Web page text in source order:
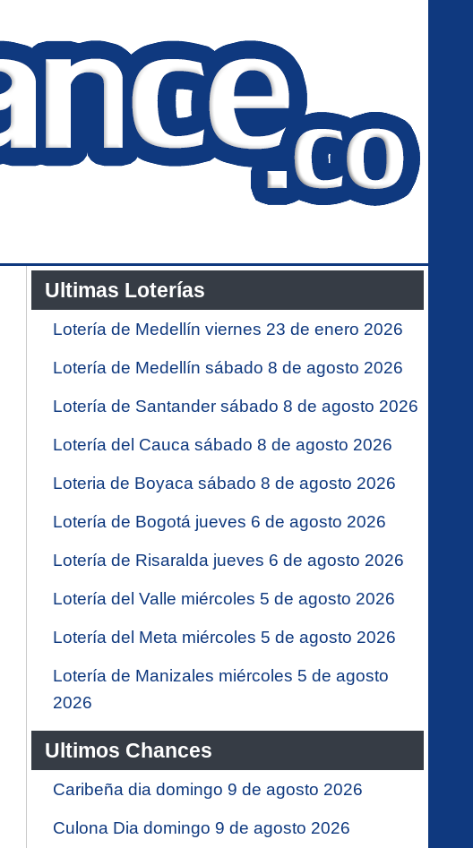
Ultimas Loterías
Lotería de Medellín viernes 23 de enero 2026
Lotería de Medellín sábado 8 de agosto 2026
Lotería de Santander sábado 8 de agosto 2026
Lotería del Cauca sábado 8 de agosto 2026
Loteria de Boyaca sábado 8 de agosto 2026
Lotería de Bogotá jueves 6 de agosto 2026
Lotería de Risaralda jueves 6 de agosto 2026
Lotería del Valle miércoles 5 de agosto 2026
Lotería del Meta miércoles 5 de agosto 2026
Lotería de Manizales miércoles 5 de agosto
2026
Ultimos Chances
Caribeña dia domingo 9 de agosto 2026
Culona Dia domingo 9 de agosto 2026